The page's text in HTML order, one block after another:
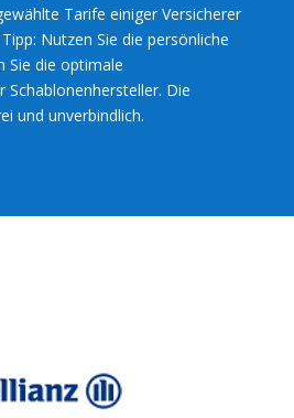
Tarife einiger Versicherer
Nutzen Sie die persönliche
Sie die optimale
Schablonenhersteller. Die
und unverbindlich.